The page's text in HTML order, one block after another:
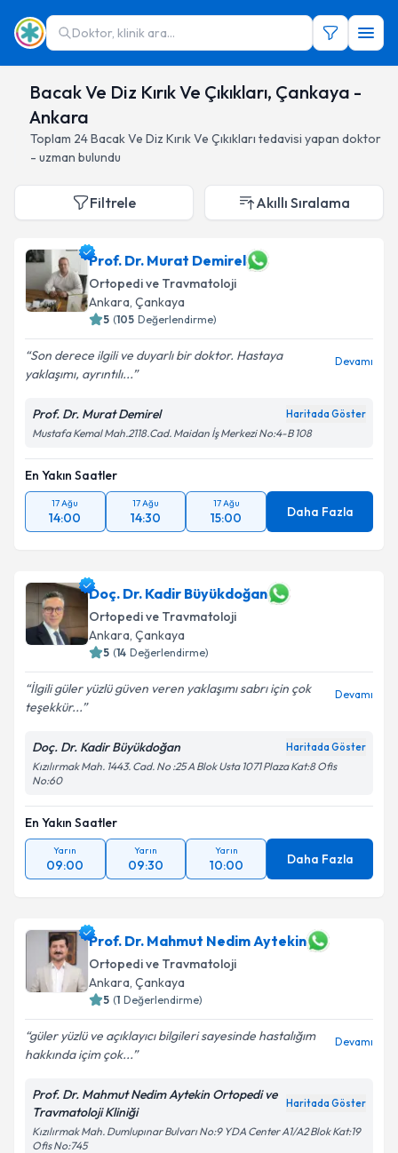
Doktor, klinik ara...
Bacak Ve Diz Kırık Ve Çıkıkları, Çankaya -
Ankara
Toplam 24Bacak Ve Diz Kırık Ve Çıkıkları tedavisi yapan doktor
- uzman bulundu
Filtrele Akıllı Sıralama
Prof. Dr. Murat Demirel
Ortopedi ve Travmatoloji
Ankara, Çankaya
5 (105 Değerlendirme)
Son derece ilgili ve duyarlı bir doktor. Hastaya
yaklaşımı, ayrıntılı...
Devamı
Prof. Dr. Murat Demirel Haritada Göster
Mustafa Kemal Mah.2118.Cad. Maidan İş Merkezi No:4-B 108
En Yakın Saatler
17 Ağu
14:00
17 Ağu
14:30
17 Ağu
15:00 Daha Fazla
Doç. Dr. Kadir Büyükdoğan
Ortopedi ve Travmatoloji
Ankara, Çankaya
5 (14 Değerlendirme)
İlgili güler yüzlü güven veren yaklaşımı sabrı için çok
teşekkür...
Devamı
Doç. Dr. Kadir Büyükdoğan Haritada Göster
Kızılırmak Mah. 1443. Cad. No :25 A Blok Usta 1071 Plaza Kat:8 Ofis
No:60
En Yakın Saatler
Yarın
09:00
Yarın
09:30
Yarın
10:00 Daha Fazla
Prof. Dr. Mahmut Nedim Aytekin
Ortopedi ve Travmatoloji
Ankara, Çankaya
5 (1 Değerlendirme)
güler yüzlü ve açıklayıcı bilgileri sayesinde hastalığım
hakkında içim çok...
Devamı
Prof. Dr. Mahmut Nedim Aytekin Ortopedi ve
Travmatoloji Kliniği
Haritada Göster
Kızılırmak Mah. Dumlupınar Bulvarı No:9 YDA Center A1/A2 Blok Kat:19
Ofis No:745